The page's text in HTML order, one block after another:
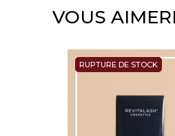
VOUS
RUPTURE DE STOCK